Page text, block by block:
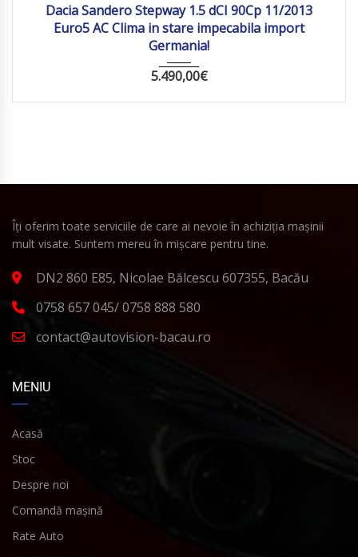
Dacia Sandero Stepway 1.5 dCI 90Cp 11/2013
Euro5 AC Clima in stare impecabila import
Germania!
5.490,00€
Îți oferim toate serviciile de care ai nevoie în achiziția mașinii
mult visate. Suntem mereu în mișcare pentru tine.
DN2 860 E85, Nicolae Bălcescu 607355, Bacău
0758 657 045/ 0758 888 580
contact@autovision-bacau.ro
MENIU
Acasă
Stoc
Despre noi
Comandă mașină
Rate Auto